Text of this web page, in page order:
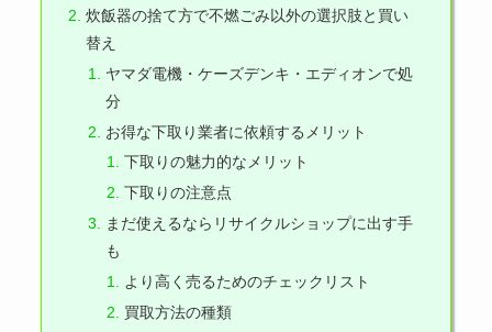
炊飯器の捨て方で不燃ごみ以外の選択肢と買い
替え
ヤマダ電機・ケーズデンキ・エディオンで処
分
お得な下取り業者に依頼するメリット
下取りの魅力的なメリット
下取りの注意点
まだ使えるならリサイクルショップに出す手
も
より高く売るためのチェックリスト
買取方法の種類